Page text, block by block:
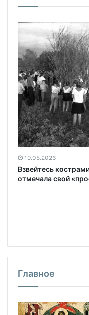
19.05.2026
Взвейтесь
отмечала свой
Главное